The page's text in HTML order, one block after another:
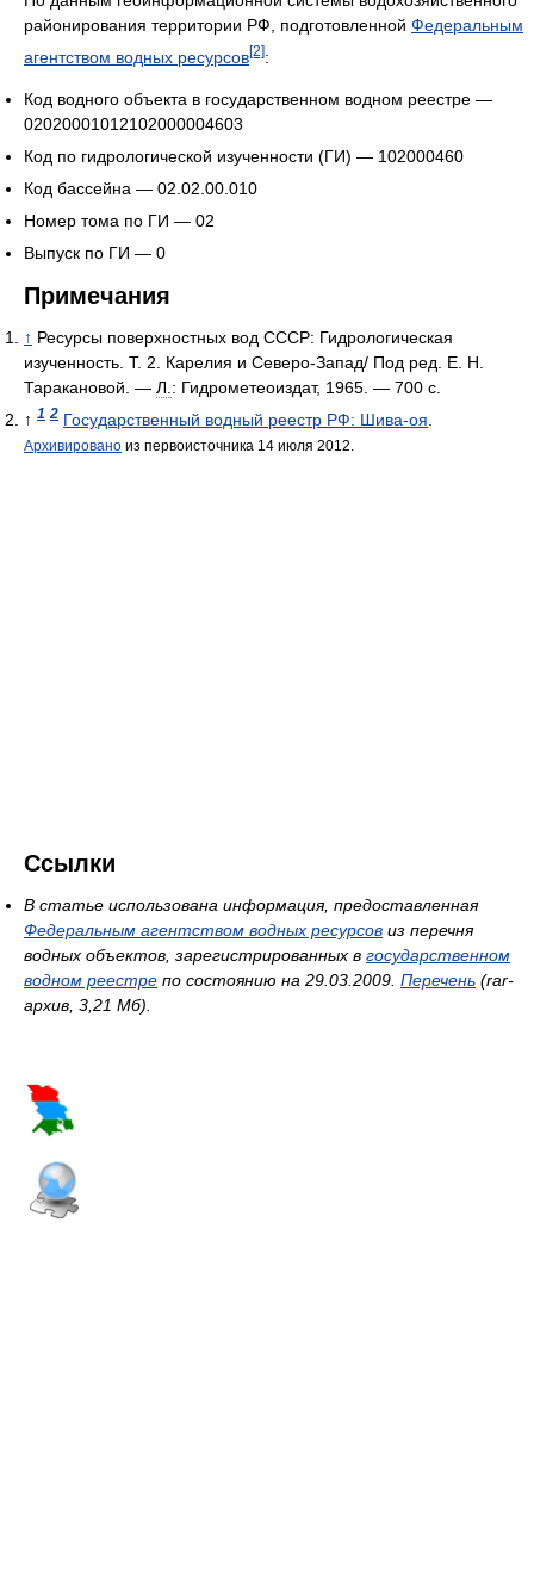
районирования территории РФ, подготовленной Федеральным
агентством водных ресурсов[2]:
Код водного объекта в государственном водном реестре —
02020001012102000004603
Код по гидрологической изученности (ГИ) — 102000460
Код бассейна — 02.02.00.010
Номер тома по ГИ — 02
Выпуск по ГИ — 0
Примечания
↑ Ресурсы поверхностных вод СССР: Гидрологическая
изученность. Т. 2. Карелия и Северо-Запад/ Под ред. Е. Н.
Таракановой. — Л.: Гидрометеоиздат, 1965. — 700 с.
↑ 1 2 Государственный водный реестр РФ: Шива-оя
Архивировано из первоисточника 14 июля 2012.
Ссылки
В статье использована информация, предоставленная
Федеральным агентством водных ресурсов из перечня
водных объектов, зарегистрированных в государственном
водном реестре по состоянию на 29.03.2009. Перечень (rar-
архив, 3,21 Мб).